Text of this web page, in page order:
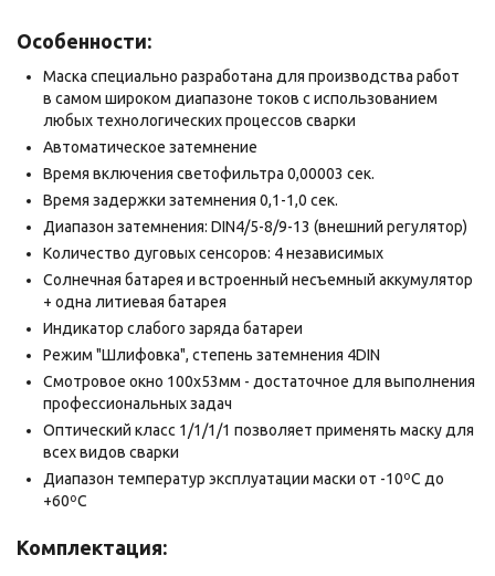
Особенности:
Маска специально разработана для производства работ
в самом широком диапазоне токов с использованием
любых технологических процессов сварки
Автоматическое затемнение
Время включения светофильтра 0,00003 сек.
Время задержки затемнения 0,1-1,0 сек.
Диапазон затемнения: DIN4/5-8/9-13 (внешний регулятор)
Количество дуговых сенсоров: 4 независимых
Солнечная батарея и встроенный несъемный аккумулятор
+ одна литиевая батарея
Индикатор слабого заряда батареи
Режим "Шлифовка", степень затемнения 4DIN
Смотровое окно 100х53мм - достаточное для выполнения
профессиональных задач
Оптический класс 1/1/1/1 позволяет применять маску для
всех видов сварки
Диапазон температур эксплуатации маски от -10ºС до
+60ºС
Комплектация: